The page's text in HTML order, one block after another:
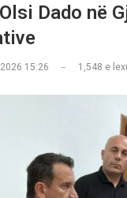
Dado në
15:26 1,548 e